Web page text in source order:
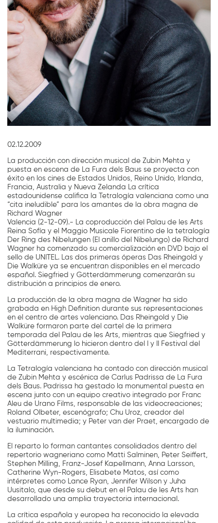
02.12.2009
La producción con dirección musical de Zubin Mehta y
puesta en escena de La Fura dels Baus se proyecta con
éxito en los cines de Estados Unidos, Reino Unido, Irlanda,
Francia, Australia y Nueva Zelanda La crítica
estadounidense califica la Tetralogía valenciana como una
“cita ineludible” para los amantes de la obra magna de
Richard Wagner
Valencia (2-12-09).- La coproducción del Palau de les Arts
Reina Sofía y el Maggio Musicale Fiorentino de la tetralogía
Der Ring des Nibelungen (El anillo del Nibelungo) de Richard
Wagner ha comenzado su comercialización en DVD bajo el
sello de UNITEL. Las dos primeras óperas Das Rheingold y
Die Walküre ya se encuentran disponibles en el mercado
español. Siegfried y Götterdämmerung comenzarán su
distribución a principios de enero.
La producción de la obra magna de Wagner ha sido
grabada en High Definition durante sus representaciones
en el centro de artes valenciano. Das Rheingold y Die
Walküre formaron parte del cartel de la primera
temporada del Palau de les Arts, mientras que Siegfried y
Götterdämmerung lo hicieron dentro del I y II Festival del
Mediterrani, respectivamente.
La Tetralogía valenciana ha contado con dirección musical
de Zubin Mehta y escénica de Carlus Padrissa de La Fura
dels Baus. Padrissa ha gestado la monumental puesta en
escena junto con un equipo creativo integrado por Franc
Aleu de Urano Films, responsable de las videocreaciones;
Roland Olbeter, escenógrafo; Chu Uroz, creador del
vestuario multimedia; y Peter van der Praet, encargado de
la iluminación.
El reparto lo forman cantantes consolidados dentro del
repertorio wagneriano como Matti Salminen, Peter Seiffert,
Stephen Milling, Franz-Josef Kapellmann, Anna Larsson,
Catherine Wyn-Rogers, Elisabete Matos, así como
intérpretes como Lance Ryan, Jennifer Wilson y Juha
Uusitalo, que desde su debut en el Palau de les Arts han
desarrollado una amplia trayectoria internacional.
La crítica española y europea ha reconocido la elevada